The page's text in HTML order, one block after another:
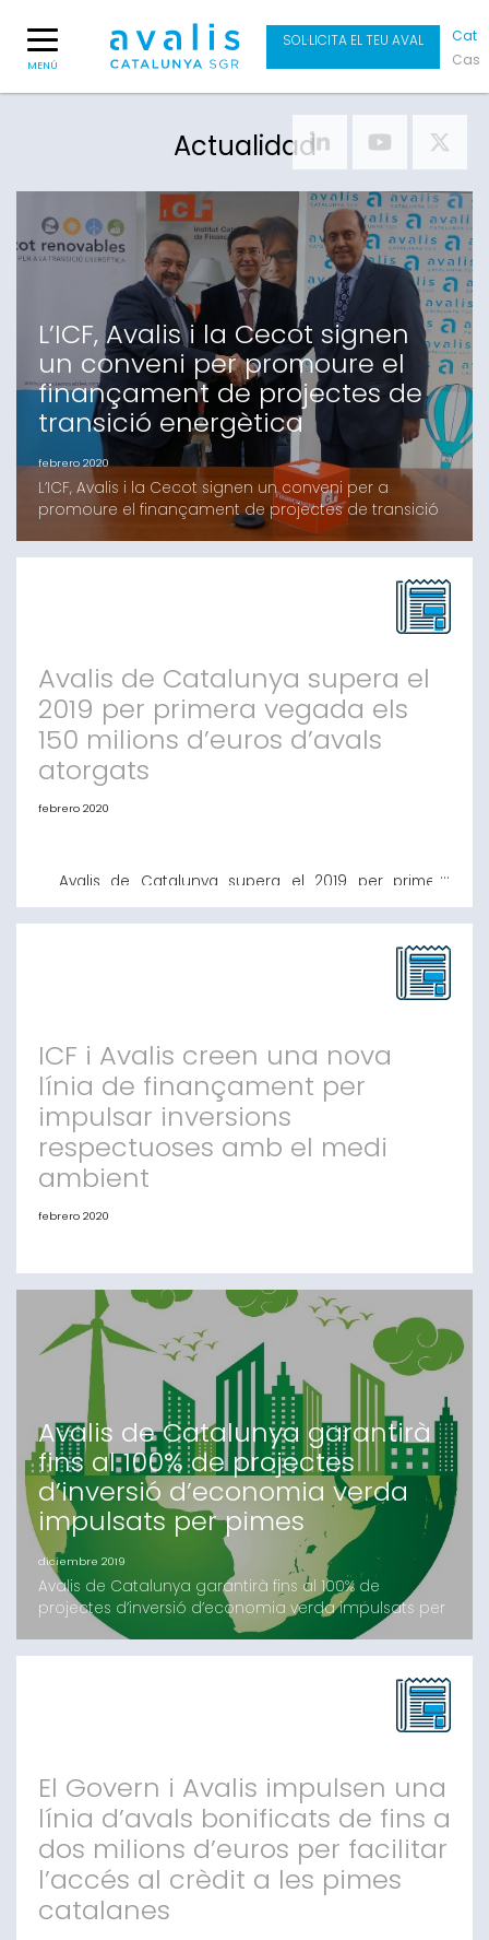
MENÚ
SOL·LICITA EL TEU AVAL
Cat
Cas
Actualidad
L’ICF, Avalis i la Cecot signen
un conveni per promoure el
finançament de projectes de
transició energètica
febrero 2020
L’ICF, Avalis i la Cecot signen un conveni per a
promoure el finançament de projectes de transició
energèticaL’objectiu de l’acord de col·laboració és
promoure i impulsar la transició energètica de les
empreses a través del finançament que l’ICF i Avalis
catalàL’Oficina de Renovables de la Cecot farà de
Avalis de Catalunya supera el
2019 per primera vegada els
150 milions d’euros d’avals
atorgats
febrero 2020
Avalis de Catalunya supera el 2019 per primera
L’entitat assoleix el 2019 la xifra més alta de la seva
trajectòria, facilitant avals a més de 1.000 pimes i
autònoms Barcelona, 3 de febrer del 2019.- Avalis de
Catalunya ha tancat el 2019 amb una formalització de
ICF i Avalis creen una nova
línia de finançament per
impulsar inversions
respectuoses amb el medi
ambient
febrero 2020
impulsar inversions respectuoses amb el medi ambient
Els préstecs, de fins a 500.000 euros, serviran per
finançar pimes catalanes que promoguin projectes
d’eficiència energètica i d’autoconsum d’energia
fotovoltaica, renovables, reciclatge i tractament de
residus, entre altres. Barcelona, 3
Avalis de Catalunya garantirà
fins al 100% de projectes
d’inversió d’economia verda
impulsats per pimes
diciembre 2019
Avalis de Catalunya garantirà fins al 100% de
projectes d’inversió d’economia verda impulsats per
pimesLes operacions, amb un import màxim de
500.000 euros, han d’estar relacionades amb
energies renovables, eficiència energètica, reciclatge
i tractament de residusBarcelona, 5 de desembre
del 2019.- Avalis de Catalunya, Societat de Garantia
El Govern i Avalis impulsen una
línia d’avals bonificats de fins a
dos milions d’euros per facilitar
l’accés al crèdit a les pimes
catalanes